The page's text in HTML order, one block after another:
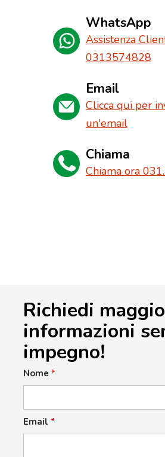
WhatsApp
Assistenza
0313574828
Email
Clicca qui per
un'email
Chiama
Chiama ora
Richiedi
informazioni
impegno!
Nome *
Email *